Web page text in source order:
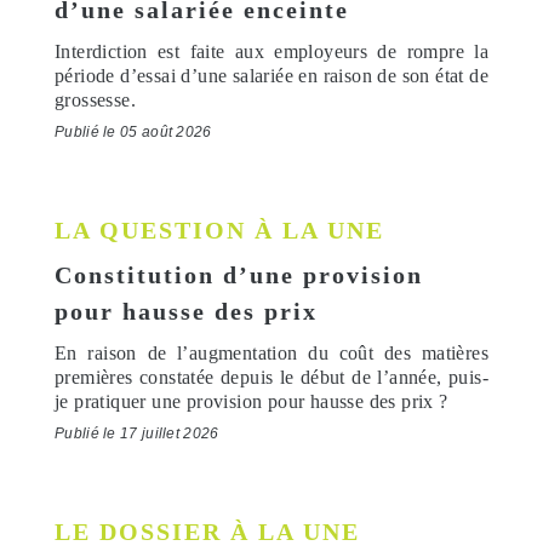
d’une salariée enceinte
Interdiction est faite aux employeurs de rompre la
période d’essai d’une salariée en raison de son état de
grossesse.
Publié le 05 août 2026
LA QUESTION À LA UNE
Constitution d’une provision
pour hausse des prix
En raison de l’augmentation du coût des matières
premières constatée depuis le début de l’année, puis-
je pratiquer une provision pour hausse des prix ?
Publié le 17 juillet 2026
LE DOSSIER À LA UNE